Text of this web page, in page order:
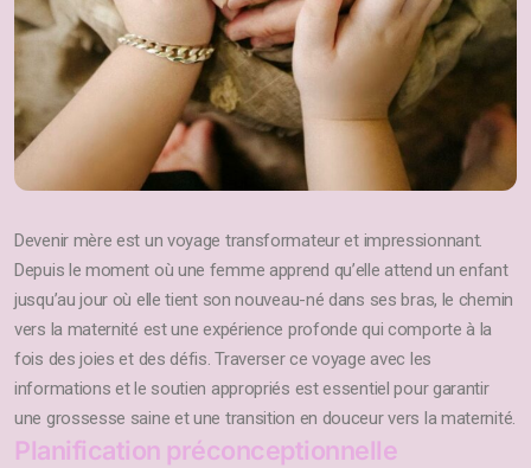
Devenir mère est un voyage transformateur et impressionnant.
Depuis le moment où une femme apprend qu’elle attend un enfant
jusqu’au jour où elle tient son nouveau-né dans ses bras, le chemin
vers la maternité est une expérience profonde qui comporte à la
fois des joies et des défis. Traverser ce voyage avec les
informations et le soutien appropriés est essentiel pour garantir
une grossesse saine et une transition en douceur vers la maternité.
Planification préconceptionnelle